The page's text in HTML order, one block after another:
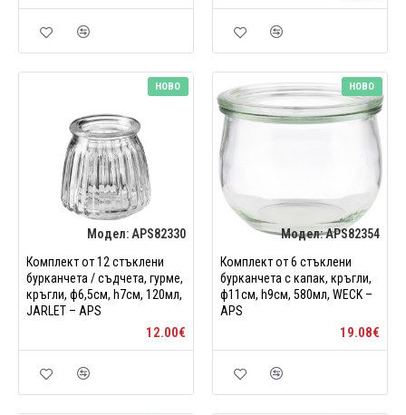
НОВО
Модел: APS82330
Комплект от 12 стъклени
бурканчета / съдчета, гурме,
кръгли, ф6,5см, h7см, 120мл,
JARLET – APS
12.00€
НОВО
Модел:APS82354
Комплект от 6 стъклени
бурканчета с капак, кръгли,
ф11см, h9см, 580мл, WECK –
APS
19.08€